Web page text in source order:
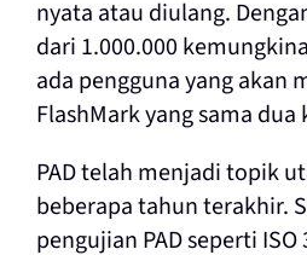
nyata atau diulang.
dari 1.000.000
ada pengguna yang akan
FlashMark yang sama dua
PAD telah menjadi topik
beberapa tahun terakhir.
pengujian PAD seperti ISO